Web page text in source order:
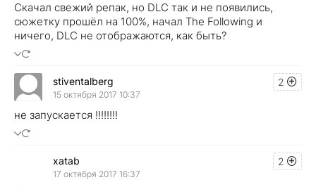
Скачал свежий репак, но DLC так и не появились,
сюжетку прошёл на 100%, начал The Following и
ничего, DLC не отображаются, как быть?
2
stiventalberg
15 октября 2017 10:37
не запускается !!!!!!!!
2
xatab
17 октября 2017 16:37